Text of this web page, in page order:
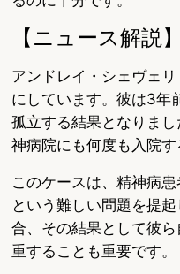
【ニュース解説】
アンドレイ・シェヴェ
にしています。彼は3年
孤立する結果となりま
神病院にも何度も入院す
このケースは、精神病
という難しい問題を提
合、その結果として彼
重することも重要です。